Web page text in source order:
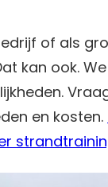
of als
kan ook.
en kosten.